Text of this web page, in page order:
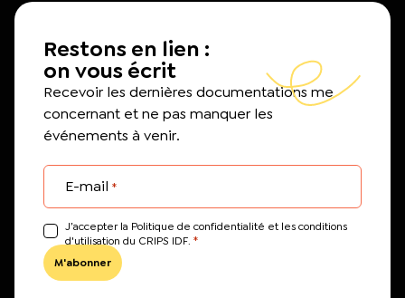
Restons en lien :
on vous écrit
Recevoir les dernières documentations me
concernant et ne pas manquer les
événements à venir.
E-mail *
J’accepter la Politique de confidentialité et les conditions
d'utilisation du CRIPS IDF. *